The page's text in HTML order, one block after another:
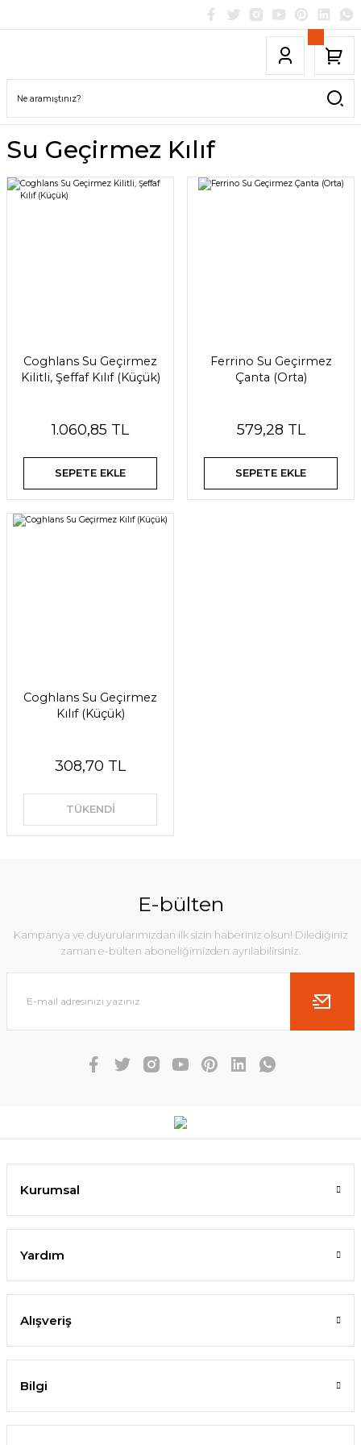
Su Geçirmez Kılıf
Coghlans Su Geçirmez
Kilitli, Şeffaf Kılıf (Küçük)
1.060,85 TL
SEPETE EKLE
Ferrino Su Geçirmez
Çanta (Orta)
579,28 TL
SEPETE EKLE
Coghlans Su Geçirmez
Kılıf (Küçük)
308,70 TL
TÜKENDİ
E-bülten
Kampanya ve duyurularımızdan ilk sizin haberiniz olsun! Dilediğiniz
zaman e-bülten aboneliğimizden ayrılabilirsiniz.
Kurumsal
Yardım
Alışveriş
Bilgi